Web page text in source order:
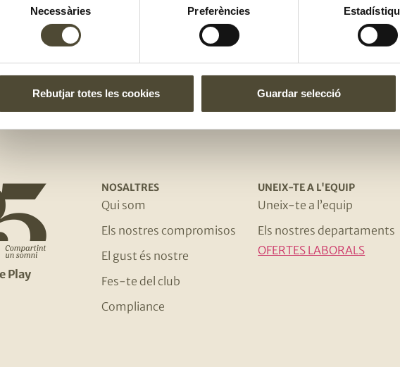
Necessàries Preferències
Rebutjar totes les cookies Guardar selecció
El gust és
Play
NOSALTRES
Qui som
Els nostres compromisos
El gust és nostre
Fes-te del club
Compliance
UNEIX-TE A L'EQUIP
Uneix-te a l’equip
Els nostres departaments
OFERTES LABORALS